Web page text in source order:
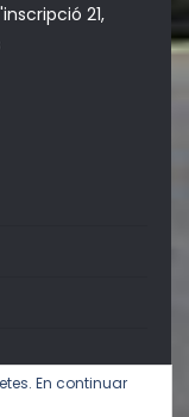
21,
En continuar